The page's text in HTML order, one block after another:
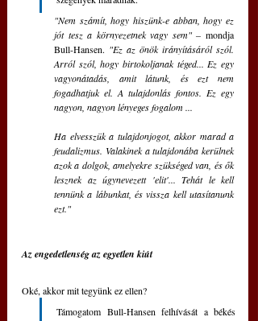
"Nem számít, hogy hiszünk-e abban, hogy ez
jót tesz a környezetnek vagy sem" – mondja
Bull-Hansen. "Ez az önök irányításáról szól.
Arról szól, hogy birtokoljanak téged... Ez egy
vagyonátadás, amit látunk, és ezt nem
fogadhatjuk el. A tulajdonlás fontos. Ez egy
nagyon, nagyon lényeges fogalom ...
Ha elvesszük a tulajdonjogot, akkor marad a
feudalizmus. Valakinek a tulajdonába kerülnek
azok a dolgok, amelyekre szükséged van, és ők
lesznek az úgynevezett 'elit'... Tehát le kell
tennünk a lábunkat, és vissza kell utasítanunk
ezt."
Az engedetlenség az egyetlen kiút
Oké, akkor mit tegyünk ez ellen?
Támogatom Bull-Hansen felhívását a békés